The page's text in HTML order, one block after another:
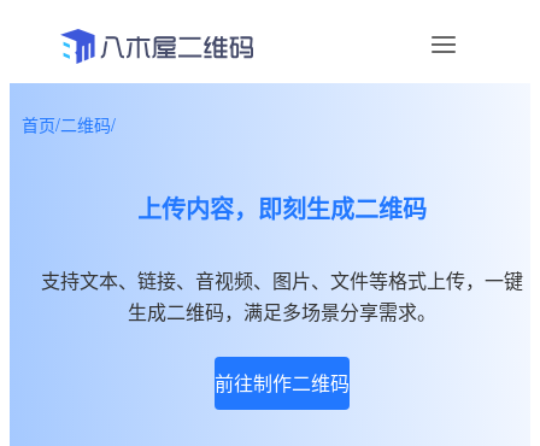
帮助中心
首页/二维码/
上传内容，即刻生成二维码
支持文本、链接、音视频、图片、文件等格式上传，一键
生成二维码，满足多场景分享需求。
前往制作二维码